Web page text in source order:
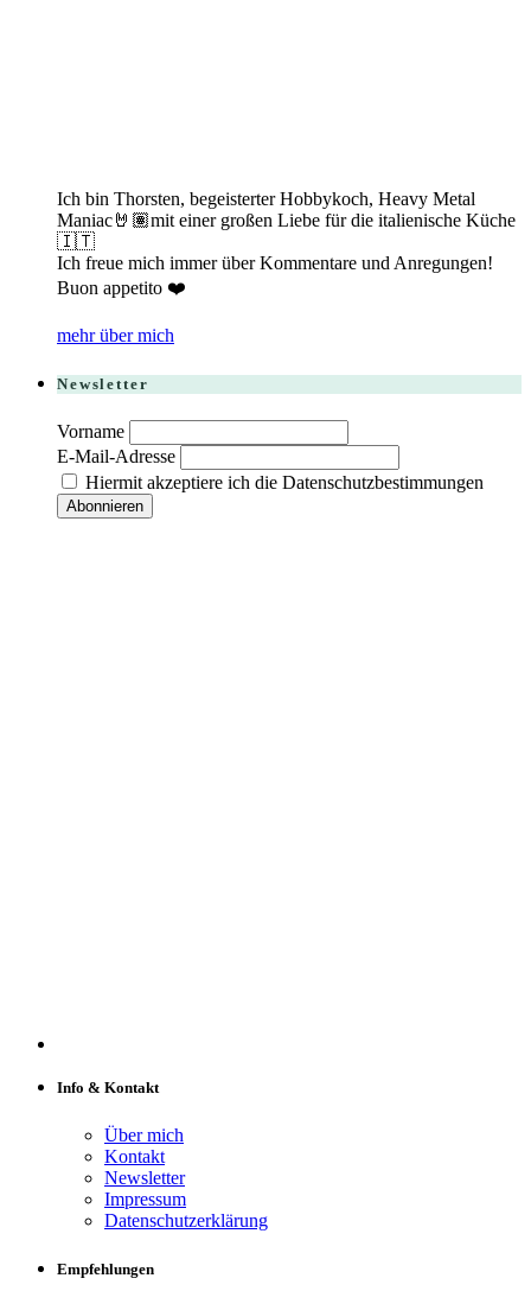
Ich bin Thorsten, begeisterter Hobbykoch, Heavy Metal
Maniac🤘🏽mit einer großen Liebe für die italienische Küche
🇮🇹
Ich freue mich immer über Kommentare und Anregungen!
Buon appetito ❤️
mehr über mich
Newsletter
Vorname
E-Mail-Adresse
Hiermit akzeptiere ich die Datenschutzbestimmungen
Info & Kontakt
Über mich
Kontakt
Newsletter
Impressum
Datenschutzerklärung
Empfehlungen